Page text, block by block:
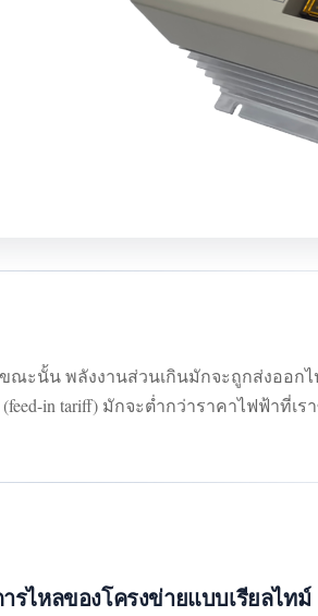
นั้น พลังงานส่วนเกินมักจะถูกส่งออกไ
in tariff) มักจะต่ำกว่าราคาไฟฟ้าที่เร
รไหลของโครงข่ายแบบเรียลไทม์